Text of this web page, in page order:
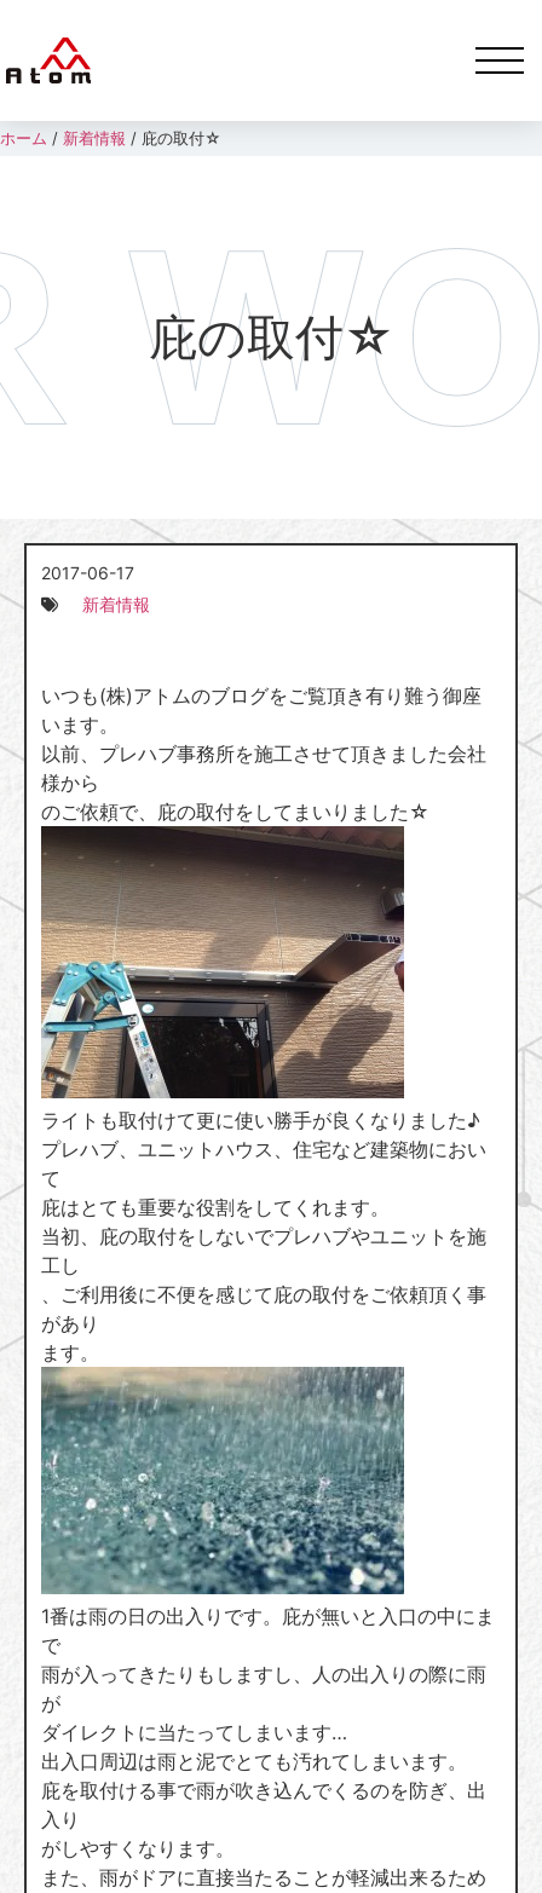
ホーム / 新着情報 / 庇の取付☆
庇の取付☆
2017-06-17
新着情報
いつも(株)アトムのブログをご覧頂き有り難う御座
います。
以前、プレハブ事務所を施工させて頂きました会社
様から
のご依頼で、庇の取付をしてまいりました☆
ライトも取付けて更に使い勝手が良くなりました♪
プレハブ、ユニットハウス、住宅など建築物におい
て
庇はとても重要な役割をしてくれます。
当初、庇の取付をしないでプレハブやユニットを施
工し
、ご利用後に不便を感じて庇の取付をご依頼頂く事
があり
ます。
1番は雨の日の出入りです。庇が無いと入口の中にま
で
雨が入ってきたりもしますし、人の出入りの際に雨
が
ダイレクトに当たってしまいます…
出入口周辺は雨と泥でとても汚れてしまいます。
庇を取付ける事で雨が吹き込んでくるのを防ぎ、出
入り
がしやすくなります。
また、雨がドアに直接当たることが軽減出来るため